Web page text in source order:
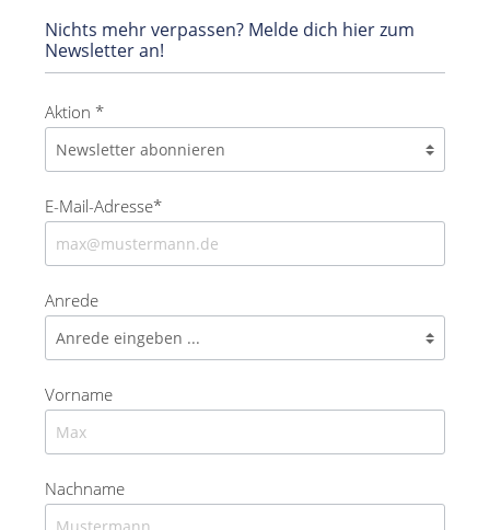
Nichts mehr verpassen? Melde dich hier zum
Newsletter an!
Aktion *
E-Mail-Adresse*
Anrede
Vorname
Nachname